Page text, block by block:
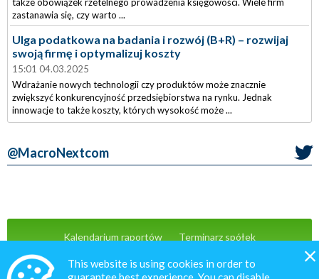
zastanawia się, czy warto ...
Ulga podatkowa na badania i rozwój (B+R) – rozwijaj
swoją firmę i optymalizuj koszty
15:01 04.03.2025
Wdrażanie nowych technologii czy produktów może znacznie
zwiększyć konkurencyjność przedsiębiorstwa na rynku. Jednak
innowacje to także koszty, których wysokość może ...
@MacroNextcom
Kalendarium raportów
Terminarz spółek
This website is using cookies in order to